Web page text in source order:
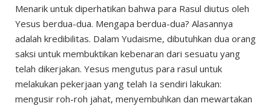
Menarik untuk diperhatikan bahwa para Rasul diutus oleh
Yesus berdua-dua. Mengapa berdua-dua? Alasannya
adalah kredibilitas. Dalam Yudaisme, dibutuhkan dua orang
saksi untuk membuktikan kebenaran dari sesuatu yang
telah dikerjakan. Yesus mengutus para rasul untuk
melakukan pekerjaan yang telah Ia sendiri lakukan:
mengusir roh-roh jahat, menyembuhkan dan mewartakan